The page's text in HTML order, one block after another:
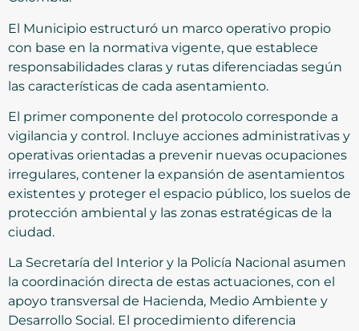
El Municipio estructuró un marco operativo propio
con base en la normativa vigente, que establece
responsabilidades claras y rutas diferenciadas según
las características de cada asentamiento.
El primer componente del protocolo corresponde a
vigilancia y control. Incluye acciones administrativas y
operativas orientadas a prevenir nuevas ocupaciones
irregulares, contener la expansión de asentamientos
existentes y proteger el espacio público, los suelos de
protección ambiental y las zonas estratégicas de la
ciudad.
La Secretaría del Interior y la Policía Nacional asumen
la coordinación directa de estas actuaciones, con el
apoyo transversal de Hacienda, Medio Ambiente y
Desarrollo Social. El procedimiento diferencia